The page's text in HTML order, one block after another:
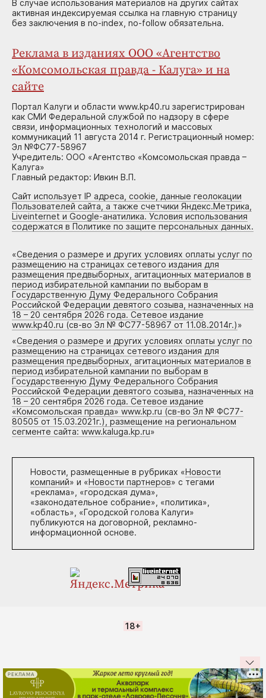
В случае использования материалов на других сайтах
активная индексируемая ссылка на главную страницу
без заключения в no-index, no-follow обязательна.
Реклама в изданиях ООО «Агентство
«Комсомольская правда - Калуга» и на
сайте
Портал Калуги и области www.kp40.ru зарегистрирован
как СМИ Федеральной службой по надзору в сфере
связи, информационных технологий и массовых
коммуникаций 11 августа 2014 г. Регистрационный номер:
Эл №ФС77-58967
Учредитель: ООО «Агентство «Комсомольская правда –
Калуга»
Главный редактор: Ивкин В.П.
Сайт использует IP адреса, cookie, данные геолокации
Пользователей сайта, а также счетчики Яндекс.Метрика,
Liveinternet и Google-анатилика. Условия использования
содержатся в Политике по защите персональных данных.
«Сведения о размере и других условиях оплаты услуг по
размещению на страницах сетевого издания для
размещения предвыборных, агитационных материалов в
период избирательной кампании по выборам в
Государственную Думу Федерального Собрания
Российской Федерации девятого созыва, назначенных на
18 – 20 сентября 2026 года. Сетевое издание
www.kp40.ru (св-во Эл № ФС77-58967 от 11.08.2014г.)»
«Сведения о размере и других условиях оплаты услуг по
размещению на страницах сетевого издания для
размещения предвыборных, агитационных материалов в
период избирательной кампании по выборам в
Государственную Думу Федерального Собрания
Российской Федерации девятого созыва, назначенных на
18 – 20 сентября 2026 года. Сетевое издание
«Комсомольская правда» www.kp.ru (св-во Эл № ФС77-
80505 от 15.03.2021г.), размещение на региональном
сегменте сайта: www.kaluga.kp.ru»
Новости, размещенные в рубриках «Новости
компаний» и «Новости партнеров» с тегами
«реклама», «городская дума»,
«законодательное собрание», «политика»,
«область», «Городской голова Калуги»
публикуются на договорной, рекламно-
информационной основе.
18+
РЕКЛАМА